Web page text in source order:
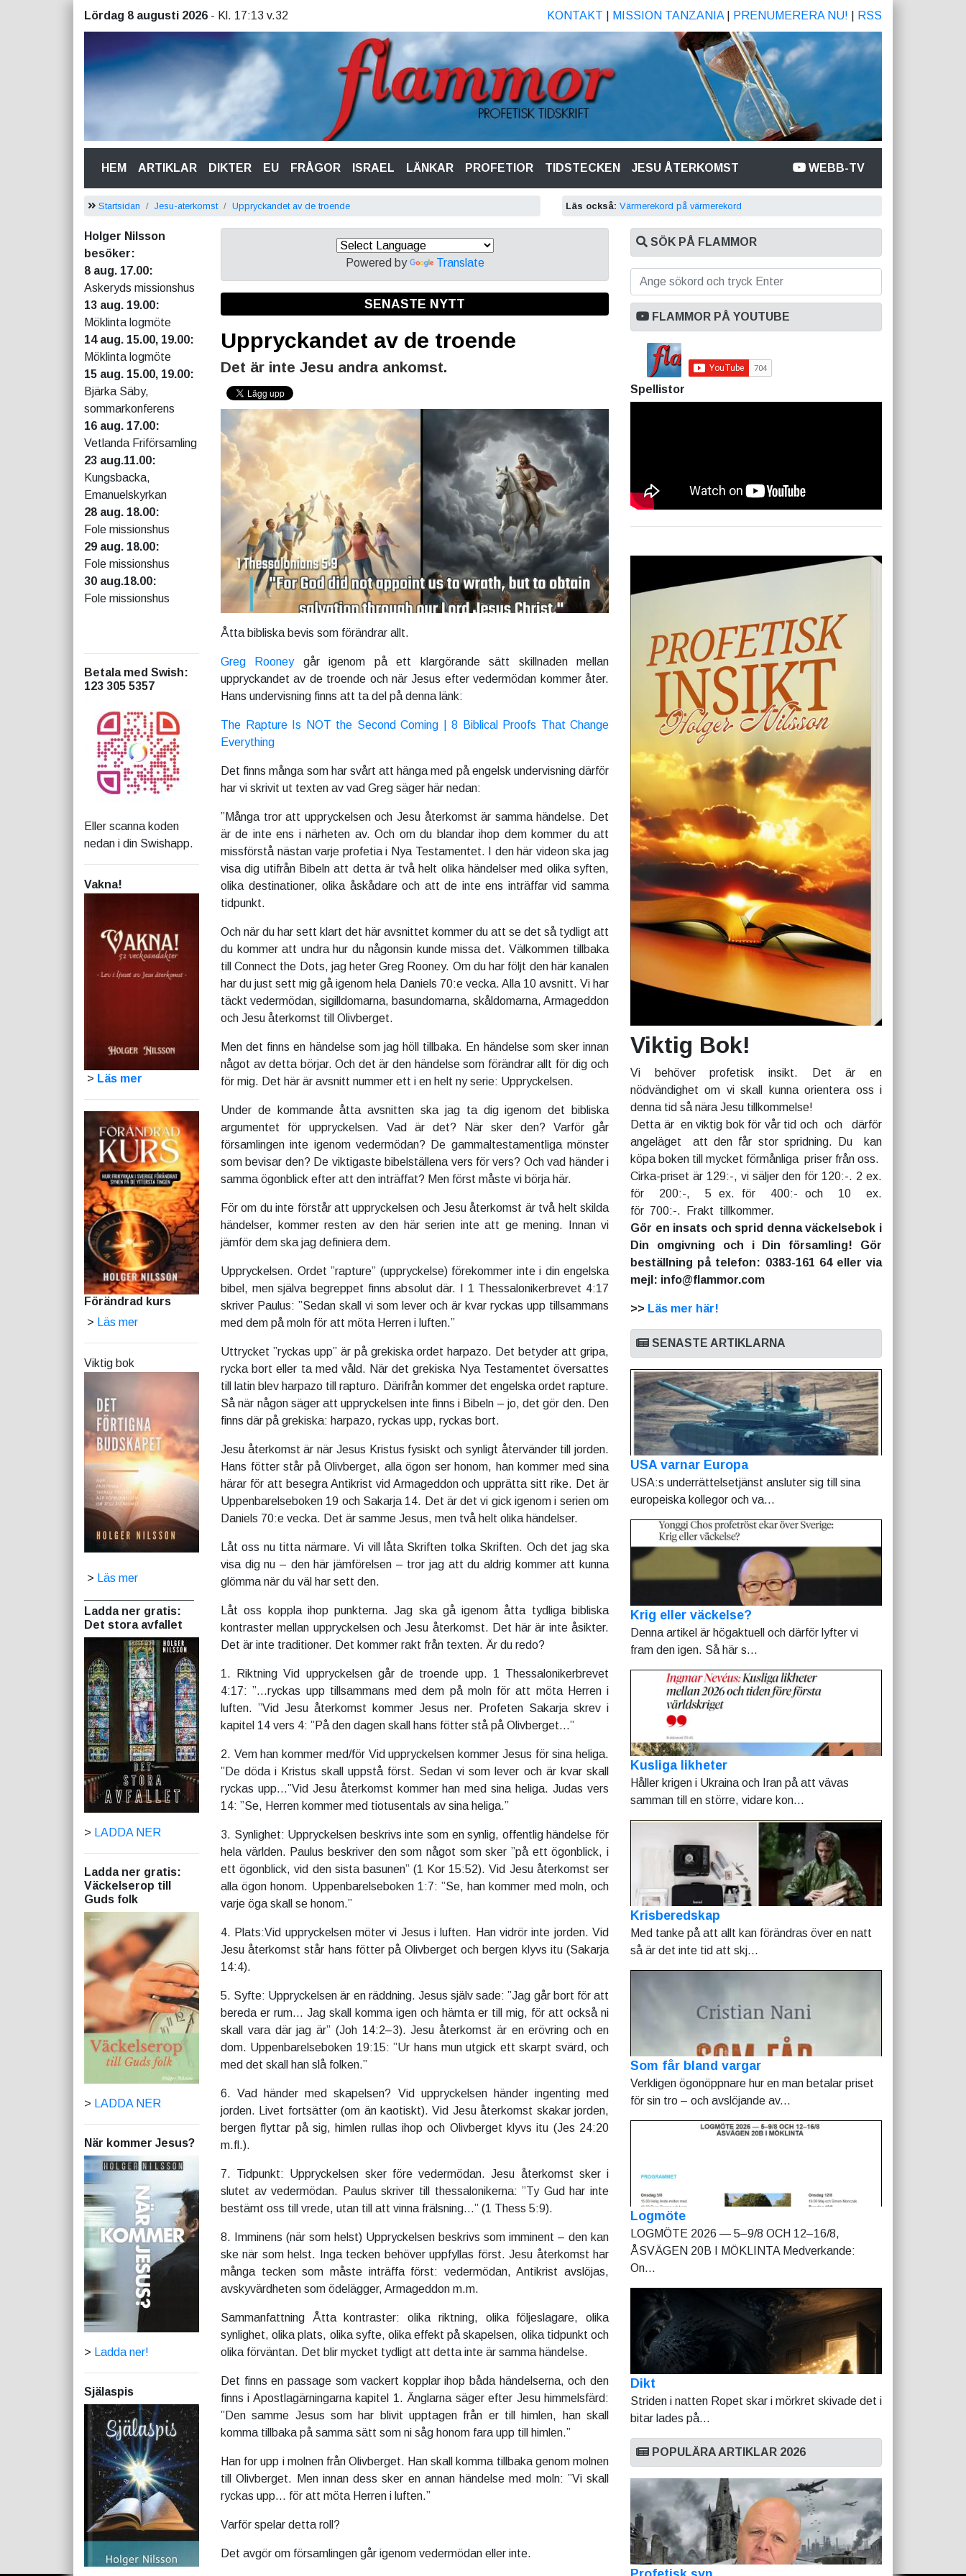
Lördag 8 augusti 2026 - Kl. 17:13 v.32 KONTAKT MISSION TANZANIA| PRENUMERERA NU! RSS
HEM(CURRENT)
ARTIKLAR DIKTER EU FRÅGOR ISRAEL LÄNKAR PROFETIOR TIDSTECKEN JESU ÅTERKOMST WEBB-TV
Startsidan Jesu-aterkomst Uppryckandet av de troende Läs också: Värmerekord på värmerekord
Holger Nilsson
besöker:
8 aug. 17.00:
Askeryds missionshus
13 aug. 19.00:
Möklinta logmöte
14 aug. 15.00, 19.00:
Möklinta logmöte
15 aug. 15.00, 19.00:
Bjärka Säby,
sommarkonferens
16 aug. 17.00:
Vetlanda Friförsamling
23 aug.11.00:
Kungsbacka,
Emanuelskyrkan
28 aug. 18.00:
Fole missionshus
29 aug. 18.00:
Fole missionshus
30 aug.18.00:
Fole missionshus
Betala med Swish:
123 305 5357
Eller scanna koden
nedan i din Swishapp.
Vakna!
> Läs mer
Förändrad kurs
> Läs mer
Viktig bok
> Läs mer
Ladda ner gratis:
Det stora avfallet
> LADDA NER
Ladda ner gratis:
Väckelserop till
Guds folk
> LADDA NER
När kommer Jesus?
> Ladda ner!
Själaspis
Powered by Translate
SENASTE NYTT
Uppryckandet av de troende
Det är inte Jesu andra ankomst.
Åtta bibliska bevis som förändrar allt.
Greg Rooneygår igenom på ett klargörande sätt skillnaden mellan
uppryckandet av de troende och när Jesus efter vedermödan kommer åter.
Hans undervisning finns att ta del på denna länk:
The Rapture Is NOT the Second Coming | 8 Biblical Proofs That Change
Everything
Det finns många som har svårt att hänga med på engelsk undervisning därför
har vi skrivit ut texten av vad Greg säger här nedan:
”Många tror att uppryckelsen och Jesu återkomst är samma händelse. Det
är de inte ens i närheten av. Och om du blandar ihop dem kommer du att
missförstå nästan varje profetia i Nya Testamentet. I den här videon ska jag
visa dig utifrån Bibeln att detta är två helt olika händelser med olika syften,
olika destinationer, olika åskådare och att de inte ens inträffar vid samma
tidpunkt.
Och när du har sett klart det här avsnittet kommer du att se det så tydligt att
du kommer att undra hur du någonsin kunde missa det. Välkommen tillbaka
till Connect the Dots, jag heter Greg Rooney. Om du har följt den här kanalen
har du just sett mig gå igenom hela Daniels 70:e vecka. Alla 10 avsnitt. Vi har
täckt vedermödan, sigilldomarna, basundomarna, skåldomarna, Armageddon
och Jesu återkomst till Olivberget.
Men det finns en händelse som jag höll tillbaka. En händelse som sker innan
något av detta börjar. Och det är den händelse som förändrar allt för dig och
för mig. Det här är avsnitt nummer ett i en helt ny serie: Uppryckelsen.
Under de kommande åtta avsnitten ska jag ta dig igenom det bibliska
argumentet för uppryckelsen. Vad är det? När sker den? Varför går
församlingen inte igenom vedermödan? De gammaltestamentliga mönster
som bevisar den? De viktigaste bibelställena vers för vers? Och vad händer i
samma ögonblick efter att den inträffat? Men först måste vi börja här.
För om du inte förstår att uppryckelsen och Jesu återkomst är två helt skilda
händelser, kommer resten av den här serien inte att ge mening. Innan vi
jämför dem ska jag definiera dem.
Uppryckelsen. Ordet ”rapture” (uppryckelse) förekommer inte i din engelska
bibel, men själva begreppet finns absolut där. I 1 Thessalonikerbrevet 4:17
skriver Paulus: ”Sedan skall vi som lever och är kvar ryckas upp tillsammans
med dem på moln för att möta Herren i luften.”
Uttrycket ”ryckas upp” är på grekiska ordet harpazo. Det betyder att gripa,
rycka bort eller ta med våld. När det grekiska Nya Testamentet översattes
till latin blev harpazo till rapturo. Därifrån kommer det engelska ordet rapture.
Så när någon säger att uppryckelsen inte finns i Bibeln – jo, det gör den. Den
finns där på grekiska: harpazo, ryckas upp, ryckas bort.
Jesu återkomst är när Jesus Kristus fysiskt och synligt återvänder till jorden.
Hans fötter står på Olivberget, alla ögon ser honom, han kommer med sina
härar för att besegra Antikrist vid Armageddon och upprätta sitt rike. Det är
Uppenbarelseboken 19 och Sakarja 14. Det är det vi gick igenom i serien om
Daniels 70:e vecka. Det är samme Jesus, men två helt olika händelser.
Låt oss nu titta närmare. Vi vill låta Skriften tolka Skriften. Och det jag ska
visa dig nu – den här jämförelsen – tror jag att du aldrig kommer att kunna
glömma när du väl har sett den.
Låt oss koppla ihop punkterna. Jag ska gå igenom åtta tydliga bibliska
kontraster mellan uppryckelsen och Jesu återkomst. Det här är inte åsikter.
Det är inte traditioner. Det kommer rakt från texten. Är du redo?
1. Riktning Vid uppryckelsen går de troende upp. 1 Thessalonikerbrevet
4:17: ”…ryckas upp tillsammans med dem på moln för att möta Herren i
luften. ”Vid Jesu återkomst kommer Jesus ner. Profeten Sakarja skrev i
kapitel 14 vers 4: ”På den dagen skall hans fötter stå på Olivberget…”
2. Vem han kommer med/för Vid uppryckelsen kommer Jesus för sina heliga.
”De döda i Kristus skall uppstå först. Sedan vi som lever och är kvar skall
ryckas upp…”Vid Jesu återkomst kommer han med sina heliga. Judas vers
14: ”Se, Herren kommer med tiotusentals av sina heliga.”
3. Synlighet: Uppryckelsen beskrivs inte som en synlig, offentlig händelse för
hela världen. Paulus beskriver den som något som sker ”på ett ögonblick, i
ett ögonblick, vid den sista basunen” (1 Kor 15:52). Vid Jesu återkomst ser
alla ögon honom. Uppenbarelseboken 1:7: ”Se, han kommer med moln, och
varje öga skall se honom.”
4. Plats:Vid uppryckelsen möter vi Jesus i luften. Han vidrör inte jorden. Vid
Jesu återkomst står hans fötter på Olivberget och bergen klyvs itu (Sakarja
14:4).
5. Syfte: Uppryckelsen är en räddning. Jesus själv sade: ”Jag går bort för att
bereda er rum… Jag skall komma igen och hämta er till mig, för att också ni
skall vara där jag är” (Joh 14:2–3). Jesu återkomst är en erövring och en
dom. Uppenbarelseboken 19:15: ”Ur hans mun utgick ett skarpt svärd, och
med det skall han slå folken.”
6. Vad händer med skapelsen? Vid uppryckelsen händer ingenting med
jorden. Livet fortsätter (om än kaotiskt). Vid Jesu återkomst skakar jorden,
bergen flyttar på sig, himlen rullas ihop och Olivberget klyvs itu (Jes 24:20
m.fl.).
7. Tidpunkt: Uppryckelsen sker före vedermödan. Jesu återkomst sker i
slutet av vedermödan. Paulus skriver till thessalonikerna: ”Ty Gud har inte
bestämt oss till vrede, utan till att vinna frälsning…” (1 Thess 5:9).
8. Imminens (när som helst) Uppryckelsen beskrivs som imminent – den kan
ske när som helst. Inga tecken behöver uppfyllas först. Jesu återkomst har
många tecken som måste inträffa först: vedermödan, Antikrist avslöjas,
avskyvärdheten som ödelägger, Armageddon m.m.
Sammanfattning Åtta kontraster: olika riktning, olika följeslagare, olika
synlighet, olika plats, olika syfte, olika effekt på skapelsen, olika tidpunkt och
olika förväntan. Det blir mycket tydligt att detta inte är samma händelse.
Det finns en passage som vackert kopplar ihop båda händelserna, och den
finns i Apostlagärningarna kapitel 1. Änglarna säger efter Jesu himmelsfärd:
”Den samme Jesus som har blivit upptagen från er till himlen, han skall
komma tillbaka på samma sätt som ni såg honom fara upp till himlen.”
Han for upp i molnen från Olivberget. Han skall komma tillbaka genom molnen
till Olivberget. Men innan dess sker en annan händelse med moln: ”Vi skall
ryckas upp… för att möta Herren i luften.”
Varför spelar detta roll?
Det avgör om församlingen går igenom vedermödan eller inte.
SÖK PÅ FLAMMOR
FLAMMOR PÅ YOUTUBE
Spellistor
Viktig Bok!
Vi behöver profetisk insikt. Det är en
nödvändighet om vi skall kunna orientera oss i
denna tid så nära Jesu tillkommelse!
Detta är en viktig bok för vår tid och och därför
angeläget att den får stor spridning. Du kan
köpa boken till mycket förmånliga priser från oss.
Cirka-priset är 129:-, vi säljer den för 120:-. 2 ex.
för 200:-, 5 ex. för 400:- och 10 ex.
för 700:-. Frakt tillkommer.
Gör en insats och sprid denna väckelsebok i
Din omgivning och i Din församling! Gör
beställning på telefon: 0383-161 64 eller via
mejl: info@flammor.com
>> Läs mer här!
SENASTE ARTIKLARNA
USA varnar Europa
USA:s underrättelsetjänst ansluter sig till sina
europeiska kollegor och va...
Krig eller väckelse?
Denna artikel är högaktuell och därför lyfter vi
fram den igen. Så här s...
Kusliga likheter
Håller krigen i Ukraina och Iran på att vävas
samman till en större, vidare kon...
Krisberedskap
Med tanke på att allt kan förändras över en natt
så är det inte tid att skj...
Som får bland vargar
Verkligen ögonöppnare hur en man betalar priset
för sin tro – och avslöjande av...
Logmöte
LOGMÖTE 2026 — 5–9/8 OCH 12–16/8,
ÅSVÄGEN 20B I MÖKLINTA Medverkande:
On...
Dikt
Striden i natten Ropet skar i mörkret skivade det i
bitar lades på...
POPULÄRA ARTIKLAR 2026